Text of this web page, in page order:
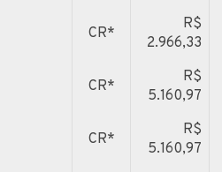
CR*
R$
2.966,33
CR*
R$
5.160,97
CR*
R$
5.160,97